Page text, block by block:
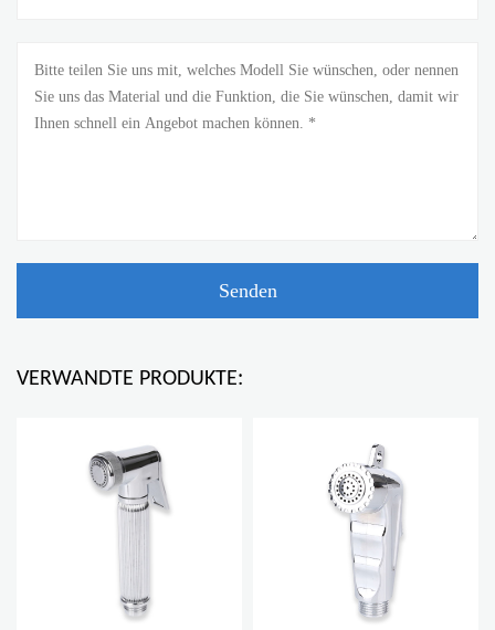
VERWANDTE PRODUKTE: